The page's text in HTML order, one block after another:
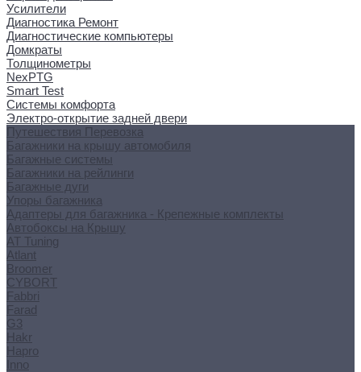
Усилители
Диагностика Ремонт
Диагностические компьютеры
Домкраты
Толщинометры
NexPTG
Smart Test
Системы комфорта
Электро-открытие задней двери
Путешествия Перевозка
Багажники на крышу автомобиля
Багажные системы
Багажники на рейлинги
Багажные дуги
Упоры багажника
Адаптеры для багажника - Крепежные комплекты
Автобоксы на Крышу
AT Tuning
Atlant
Broomer
CYBORT
Fabbri
Farad
G3
Hakr
Hapro
Inno